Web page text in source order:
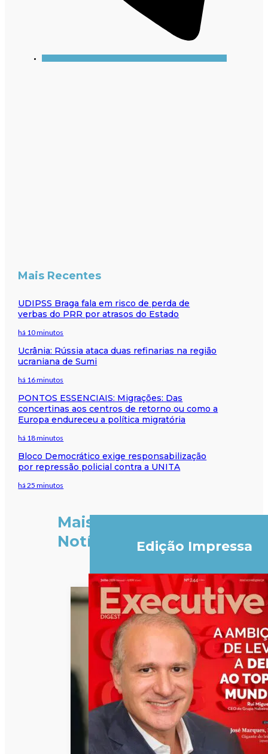
Mais Recentes
UDIPSS Braga fala em risco de perda de
verbas do PRR por atrasos do Estado
há 10 minutos
Ucrânia: Rússia ataca duas refinarias na região
ucraniana de Sumi
há 16 minutos
PONTOS ESSENCIAIS: Migrações: Das
concertinas aos centros de retorno ou como a
Europa endureceu a política migratória
há 18 minutos
Bloco Democrático exige responsabilização
por repressão policial contra a UNITA
há 25 minutos
Mais
Notícias
Edição Impressa